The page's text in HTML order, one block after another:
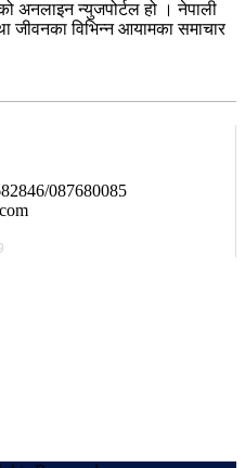
अनलाइन न्युजपोर्टल हो । नेपाली
जीवनका विभिन्न आयामका समाचार
087680085